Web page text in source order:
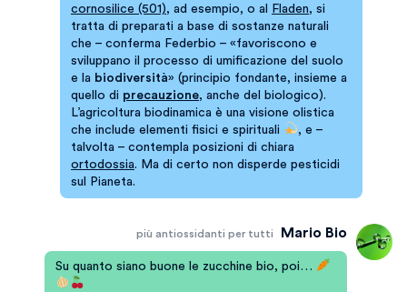
cornosilice (501), ad esempio, o al Fladen, si
tratta di preparati a base di sostanze naturali
che – conferma Federbio – «favoriscono e
sviluppano il processo di umificazione del suolo
e la biodiversità» (principio fondante, insieme a
quello di precauzione, anche del biologico).
L’agricoltura biodinamica è una visione olistica
che include elementi fisici e spirituali
, e –
talvolta – contempla posizioni di chiara
ortodossia. Ma di certo non disperde pesticidi
sul Pianeta.
Mario Bio
più antiossidanti per tutti
Su quanto siano buone le zucchine bio, poi…